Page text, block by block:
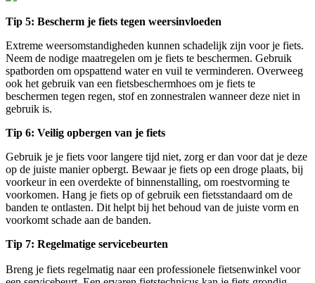
Tip 5: Bescherm je fiets tegen weersinvloeden
Extreme weersomstandigheden kunnen schadelijk zijn voor je fiets.
Neem de nodige maatregelen om je fiets te beschermen. Gebruik
spatborden om opspattend water en vuil te verminderen. Overweeg
ook het gebruik van een fietsbeschermhoes om je fiets te
beschermen tegen regen, stof en zonnestralen wanneer deze niet in
gebruik is.
Tip 6: Veilig opbergen van je fiets
Gebruik je je fiets voor langere tijd niet, zorg er dan voor dat je deze
op de juiste manier opbergt. Bewaar je fiets op een droge plaats, bij
voorkeur in een overdekte of binnenstalling, om roestvorming te
voorkomen. Hang je fiets op of gebruik een fietsstandaard om de
banden te ontlasten. Dit helpt bij het behoud van de juiste vorm en
voorkomt schade aan de banden.
Tip 7: Regelmatige servicebeurten
Breng je fiets regelmatig naar een professionele fietsenwinkel voor